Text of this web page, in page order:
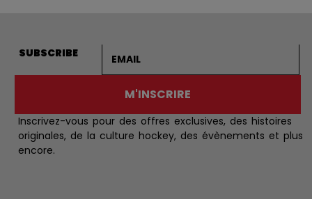
SUBSCRIBE
M'INSCRIRE
Inscrivez-vous pour des offres exclusives, des histoires
originales, de la culture hockey, des évènements et plus
encore.